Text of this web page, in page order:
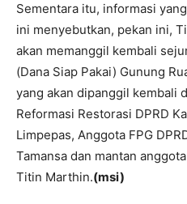
Sementara itu, informasi
ini menyebutkan, pekan ini,
akan memanggil kembali
(Dana Siap Pakai) Gunung
yang akan dipanggil kembali
Reformasi Restorasi DPRD
Limpepas, Anggota FPG
Tamansa dan mantan
Titin Marthin.(msi)